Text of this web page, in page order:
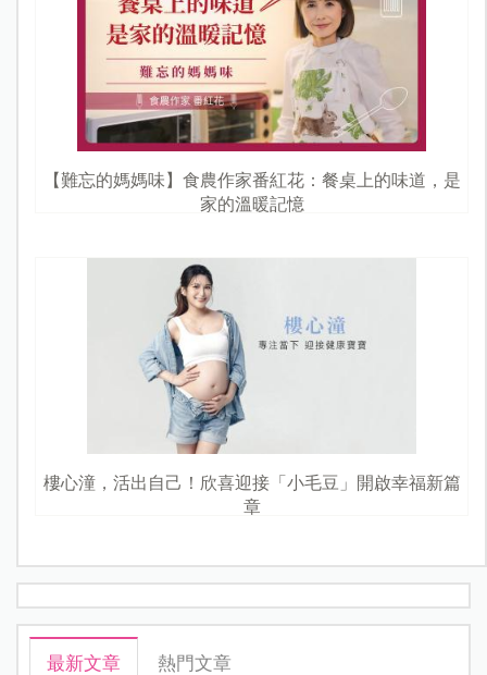
【難忘的媽媽味】食農作家番紅花：餐桌上的味道，是
家的溫暖記憶
樓心潼，活出自己！欣喜迎接「小毛豆」開啟幸福新篇
章
最新文章 熱門文章